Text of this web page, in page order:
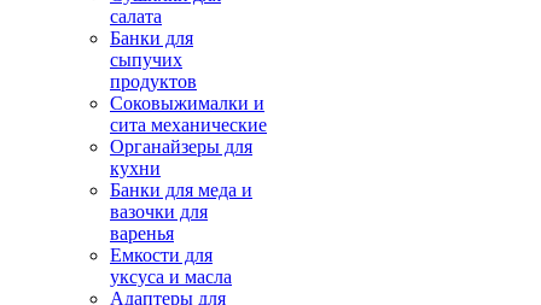
салата
Банки для
сыпучих
продуктов
Соковыжималки и
сита механические
Органайзеры для
кухни
Банки для меда и
вазочки для
варенья
Емкости для
уксуса и масла
Адаптеры для